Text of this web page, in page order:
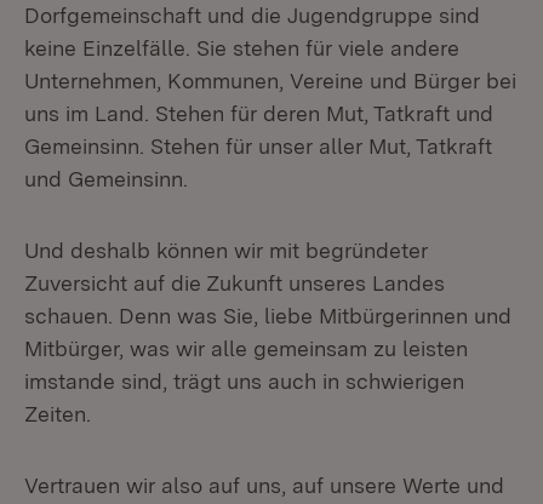
Dorfgemeinschaft und die Jugendgruppe sind
keine Einzelfälle. Sie stehen für viele andere
Unternehmen, Kommunen, Vereine und Bürger bei
uns im Land. Stehen für deren Mut, Tatkraft und
Gemeinsinn. Stehen für unser aller Mut, Tatkraft
und Gemeinsinn.
Und deshalb können wir mit begründeter
Zuversicht auf die Zukunft unseres Landes
schauen. Denn was Sie, liebe Mitbürgerinnen und
Mitbürger, was wir alle gemeinsam zu leisten
imstande sind, trägt uns auch in schwierigen
Zeiten.
Vertrauen wir also auf uns, auf unsere Werte und